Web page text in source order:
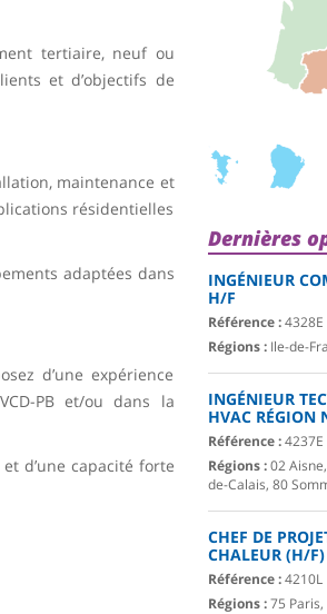
tertiaire, neuf ou
et d’objectifs de
maintenance et
résidentielles
adaptées dans
d’une expérience
PB et/ou dans la
d’une capacité forte
Dernières
INGÉNIEUR
H/F
Référence :4328E
Régions :Ile-de-
INGÉNIEUR
HVAC RÉGION
Référence :4237E
Régions :02
de-Calais, 80
CHEF DE
CHALEUR (H/F)
Référence :4210L
Régions :75 Paris,